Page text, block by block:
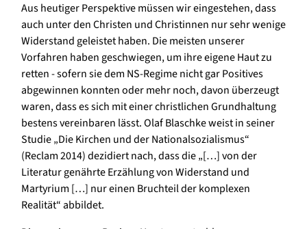
Aus heutiger Perspektive müssen wir eingestehen, dass
auch unter den Christen und Christinnen nur sehr wenige
Widerstand geleistet haben. Die meisten unserer
Vorfahren haben geschwiegen, um ihre eigene Haut zu
retten - sofern sie dem NS-Regime nicht gar Positives
abgewinnen konnten oder mehr noch, davon überzeugt
waren, dass es sich mit einer christlichen Grundhaltung
bestens vereinbaren lässt. Olaf Blaschke weist in seiner
Studie „Die Kirchen und der Nationalsozialismus“
(Reclam 2014) dezidiert nach, dass die „[…] von der
Literatur genährte Erzählung von Widerstand und
Martyrium […] nur einen Bruchteil der komplexen
Realität“ abbildet.